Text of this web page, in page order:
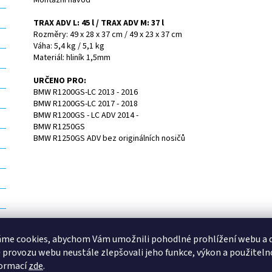
cookies, abychom Vám umožnili pohodlné prohlížení webu a
provozu webu neustále zlepšovali jeho funkce, výkon a
zde.
TRAX ADV L: 45 l / TRAX ADV M: 37 l
Rozměry: 49 x 28 x 37 cm / 49 x 23 x 37 cm
Váha: 5,4 kg / 5,1 kg
Materiál: hliník 1,5mm
URČENO PRO:
BMW R1200GS-LC 2013 - 2016
BMW R1200GS-LC 2017 - 2018
BMW R1200GS - LC ADV 2014 -
BMW R1250GS
BMW R1250GS ADV bez originálních nosičů